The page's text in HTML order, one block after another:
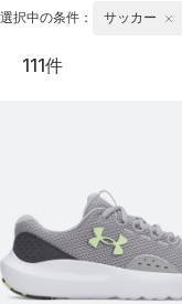
選択中の条件： サッカー
111件